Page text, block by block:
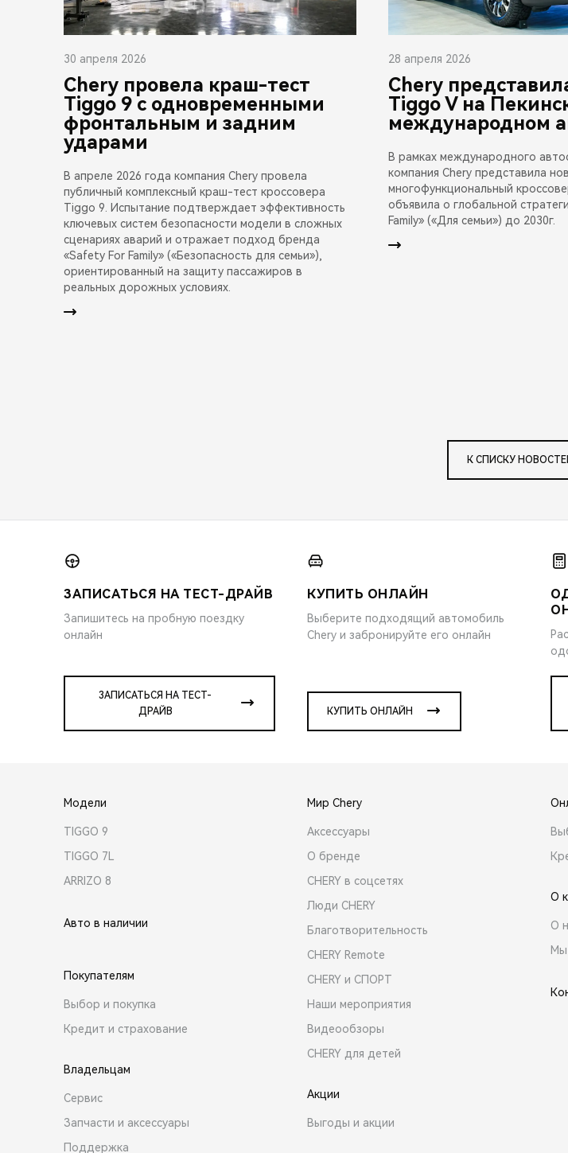
30 апреля 2026
Chery провела краш-тест
Tiggo 9 с одновременными
фронтальным и задним
ударами
В апреле 2026 года компания Chery провела
публичный комплексный краш-тест кроссовера
Tiggo 9. Испытание подтверждает эффективность
ключевых систем безопасности модели в сложных
сценариях аварий и отражает подход бренда
«Safety For Family» («Безопасность для семьи»),
ориентированный на защиту пассажиров в
реальных дорожных условиях.
28 апреля 2026
Chery
Tiggo V на
международном
В рамках международного
компания Chery представила
многофункциональный
объявила о глобальной
Family» («Для семьи») до 2030г.
К СПИСКУ
ЗАПИСАТЬСЯ НА ТЕСТ-ДРАЙВ
Запишитесь на пробную поездку
онлайн
ЗАПИСАТЬСЯ НА ТЕСТ-
ДРАЙВ
КУПИТЬ ОНЛАЙН
Выберите подходящий автомобиль
Chery и забронируйте его онлайн
КУПИТЬ ОНЛАЙН
Модели
TIGGO 9
TIGGO 7L
ARRIZO 8
Авто в наличии
Покупателям
Выбор и покупка
Кредит и страхование
Владельцам
Сервис
Запчасти и аксессуары
Поддержка
Мир Chery
Аксессуары
О бренде
CHERY в соцсетях
Люди CHERY
Благотворительность
CHERY Remote
CHERY и СПОРТ
Наши мероприятия
Видеообзоры
CHERY для детей
Акции
Выгоды и акции
О
О
Мы